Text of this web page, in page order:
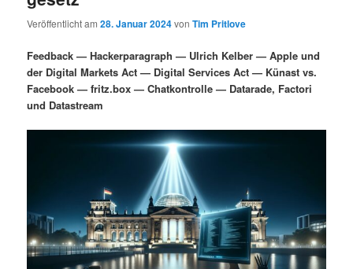
m
ä
r
e
n
u
n
d
ä
n
s
n
v
i
g
a
t
Veröffentlicht am28. Januar 2024vonTim Pritlove
Feedback — Hackerparagraph — Ulrich Kelber — Apple und
der Digital Markets Act — Digital Services Act — Künast vs.
Facebook — fritz.box — Chatkontrolle — Datarade, Factori
und Datastream